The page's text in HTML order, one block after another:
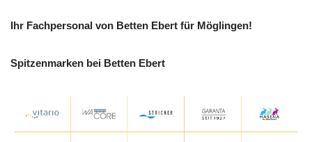
Ihr Fachpersonal von Betten Ebert für Möglingen!
Spitzenmarken bei Betten Ebert